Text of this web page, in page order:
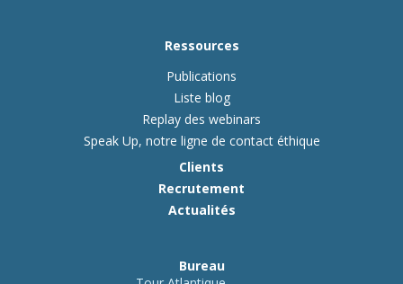
Ressources
Publications
Liste blog
Replay des webinars
Speak Up, notre ligne de contact éthique
Clients
Recrutement
Actualités
Bureau